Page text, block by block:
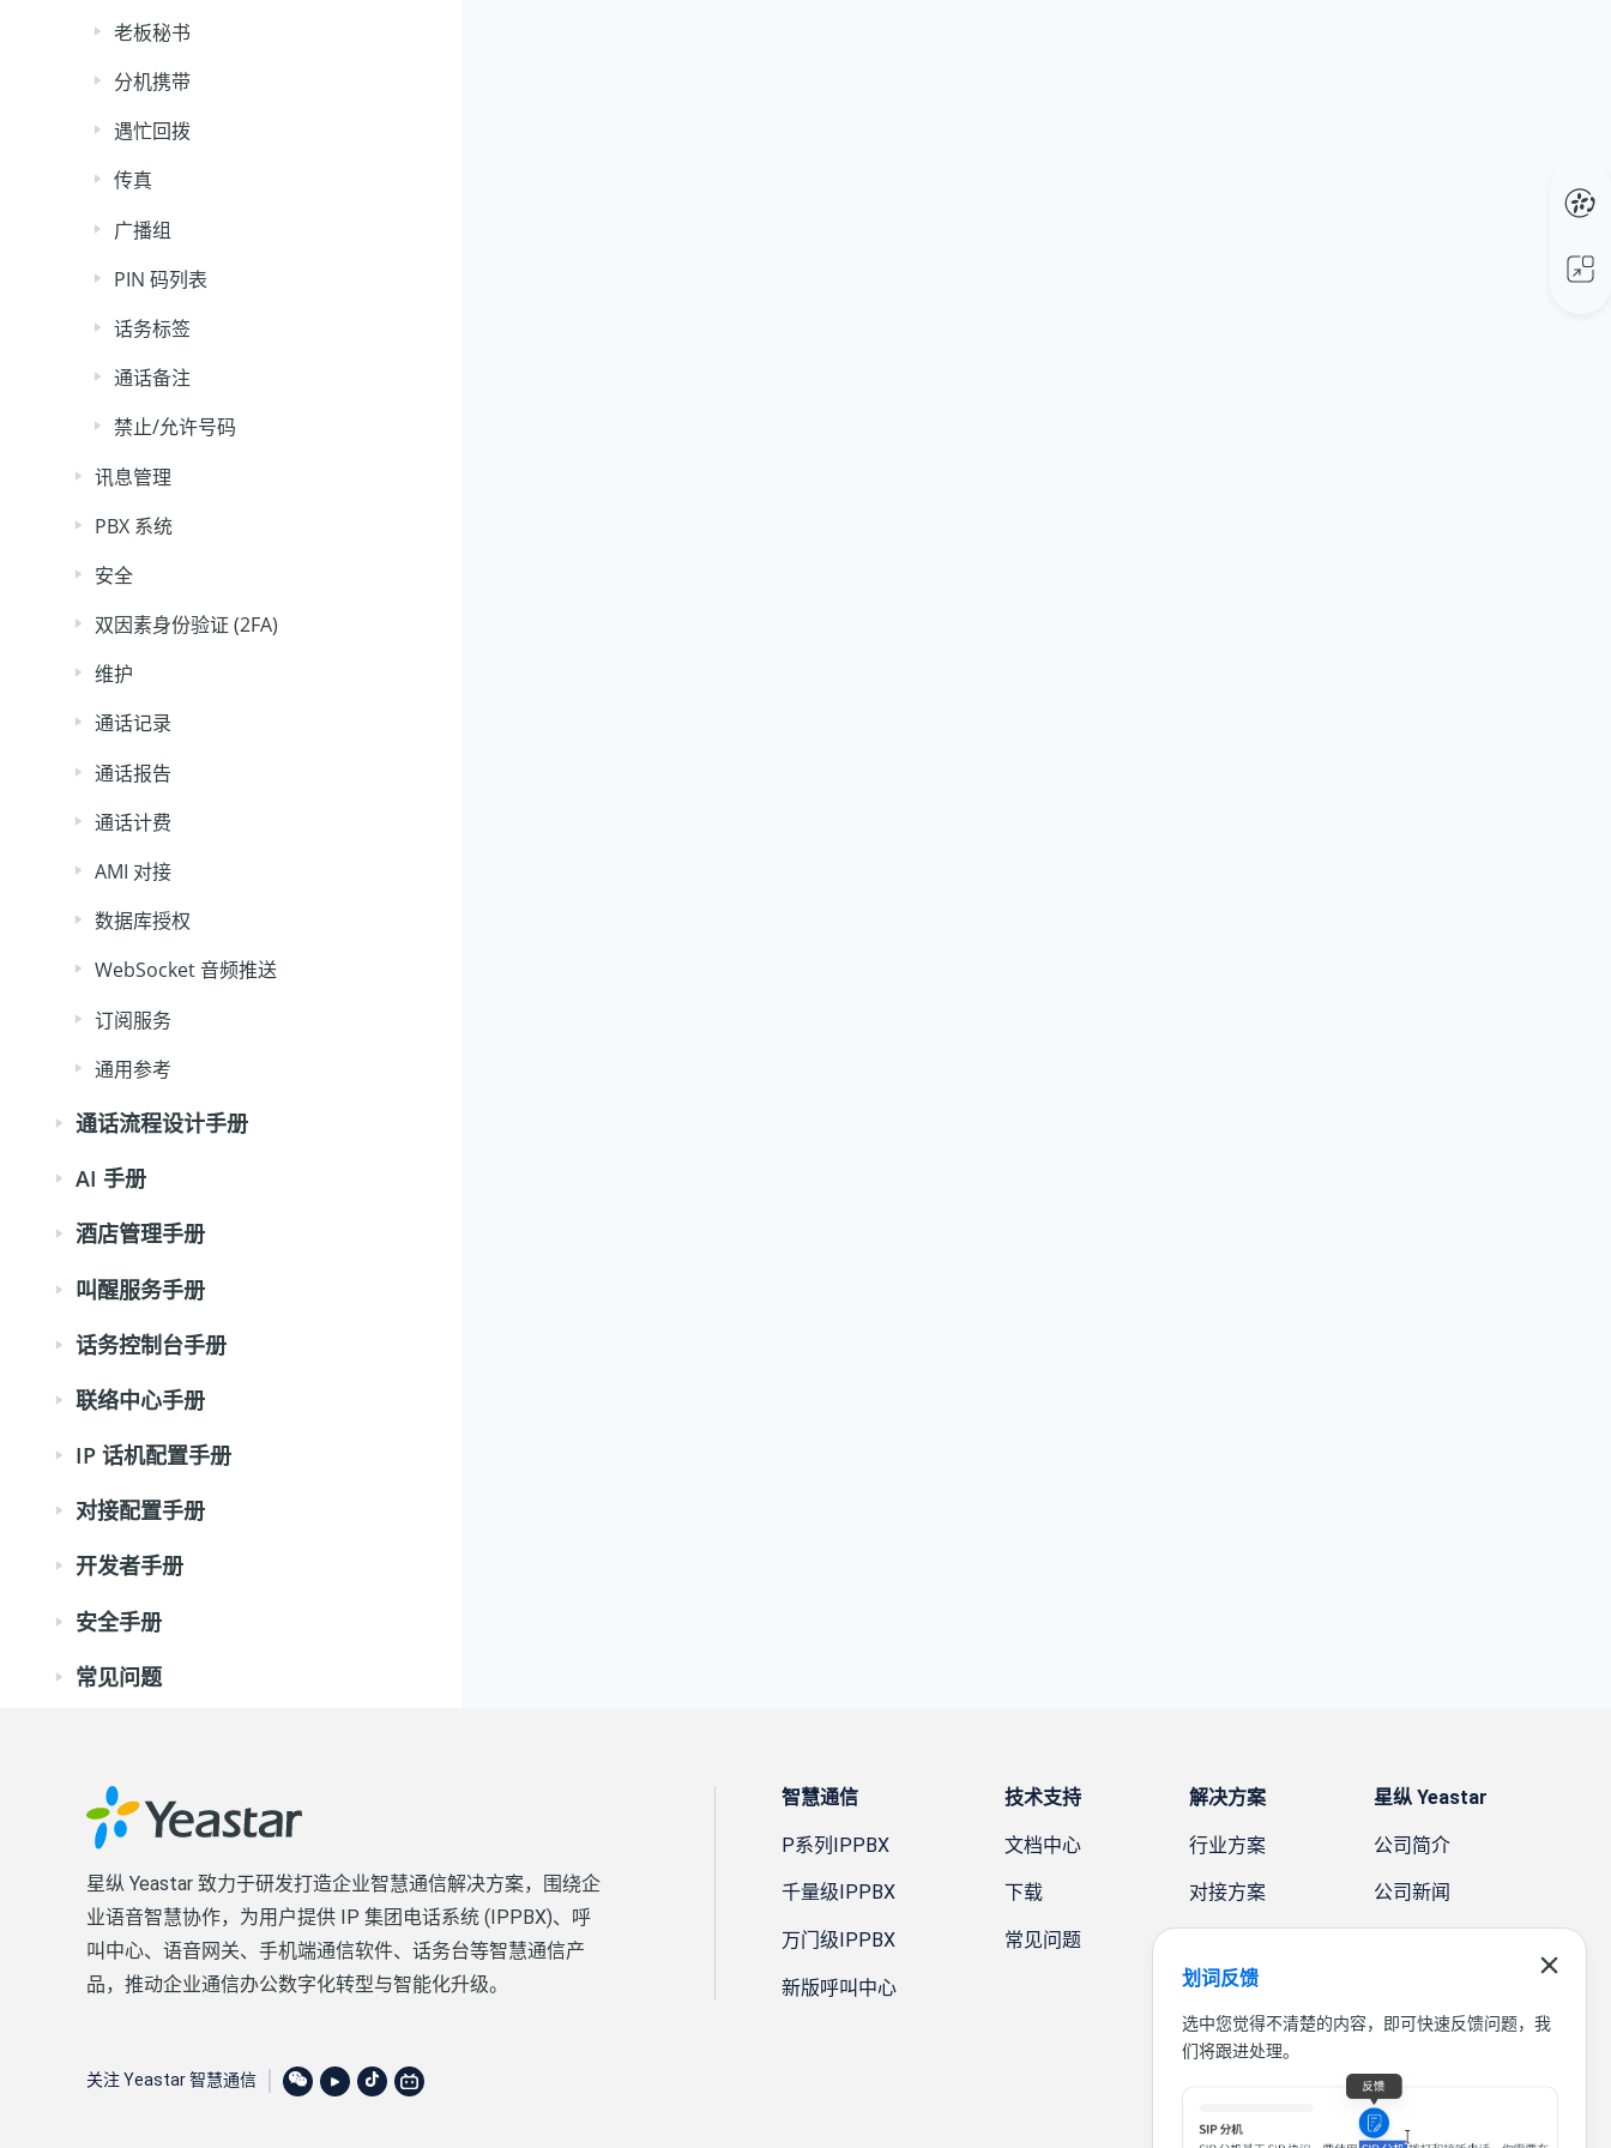
老板秘书
分机携带
遇忙回拨
传真
广播组
PIN 码列表
话务标签
通话备注
禁止/允许号码
讯息管理
PBX 系统
安全
双因素身份验证 (2FA)
维护
通话记录
通话报告
通话计费
AMI 对接
数据库授权
WebSocket 音频推送
订阅服务
通用参考
通话流程设计手册
AI 手册
酒店管理手册
叫醒服务手册
话务控制台手册
联络中心手册
IP 话机配置手册
对接配置手册
开发者手册
安全手册
常见问题
划词反馈
选中您觉得不清楚的内容，即可快速反馈问题，我
们将跟进处理。
星纵 Yeastar 致力于研发打造企业智慧通信解决方案，围绕企
业语音智慧协作，为用户提供 IP 集团电话系统 (IPPBX)、呼
叫中心、语音网关、手机端通信软件、话务台等智慧通信产
品，推动企业通信办公数字化转型与智能化升级。
智慧通信
P系列IPPBX
千量级IPPBX
万门级IPPBX
新版呼叫中心
技术支持
文档中心
下载
常见问题
解决方案
行业方案
对接方案
星纵 Yeastar
公司简介
公司新闻
关注 Yeastar 智慧通信